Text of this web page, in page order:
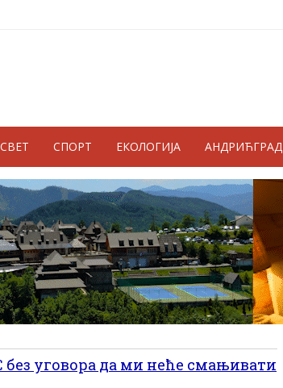
СВЕТ СПОРТ ЕКОЛОГИЈА АНДРИЋГРАД
уговора да ми неће смањивати